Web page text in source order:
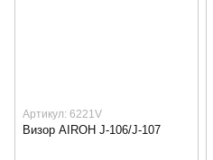
Артикул: 6221V
Визор AIROH J-106/J-107